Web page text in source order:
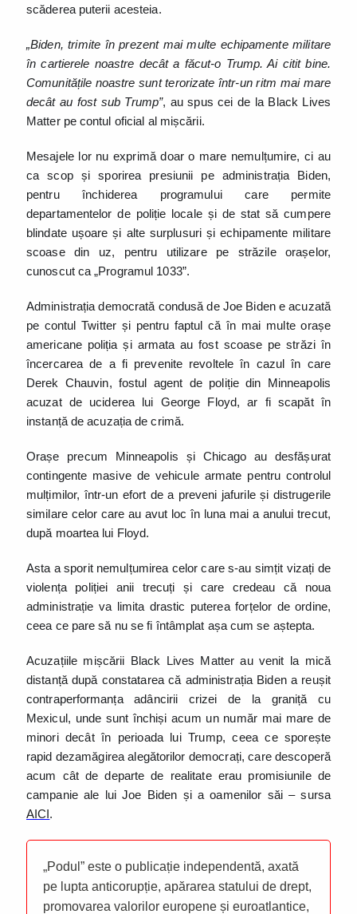
scăderea puterii acesteia.
„Biden, trimite în prezent mai multe echipamente militare
în cartierele noastre decât a făcut-o Trump. Ai citit bine.
Comunitățile noastre sunt terorizate într-un ritm mai mare
decât au fost sub Trump”, au spus cei de la Black Lives
Matter pe contul oficial al mișcării.
Mesajele lor nu exprimă doar o mare nemulțumire, ci au
ca scop și sporirea presiunii pe administrația Biden,
pentru închiderea programului care permite
departamentelor de poliție locale și de stat să cumpere
blindate ușoare și alte surplusuri și echipamente militare
scoase din uz, pentru utilizare pe străzile orașelor,
cunoscut ca „Programul 1033”.
Administrația democrată condusă de Joe Biden e acuzată
pe contul Twitter și pentru faptul că în mai multe orașe
americane poliția și armata au fost scoase pe străzi în
încercarea de a fi prevenite revoltele în cazul în care
Derek Chauvin, fostul agent de poliție din Minneapolis
acuzat de uciderea lui George Floyd, ar fi scapăt în
instanță de acuzația de crimă.
Orașe precum Minneapolis și Chicago au desfășurat
contingente masive de vehicule armate pentru controlul
mulțimilor, într-un efort de a preveni jafurile și distrugerile
similare celor care au avut loc în luna mai a anului trecut,
după moartea lui Floyd.
Asta a sporit nemulțumirea celor care s-au simțit vizați de
violența poliției anii trecuți și care credeau că noua
administrație va limita drastic puterea forțelor de ordine,
ceea ce pare să nu se fi întâmplat așa cum se aștepta.
Acuzațiile mișcării Black Lives Matter au venit la mică
distanță după constatarea că administrația Biden a reușit
contraperformanța adâncirii crizei de la graniță cu
Mexicul, unde sunt închiși acum un număr mai mare de
minori decât în perioada lui Trump, ceea ce sporește
rapid dezamăgirea alegătorilor democrați, care descoperă
acum cât de departe de realitate erau promisiunile de
campanie ale lui Joe Biden și a oamenilor săi – sursa
AICI.
„Podul” este o publicație independentă, axată
pe lupta anticorupție, apărarea statului de drept,
promovarea valorilor europene și euroatlantice,